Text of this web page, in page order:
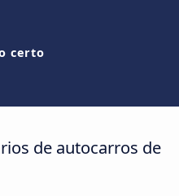
certo
de autocarros de